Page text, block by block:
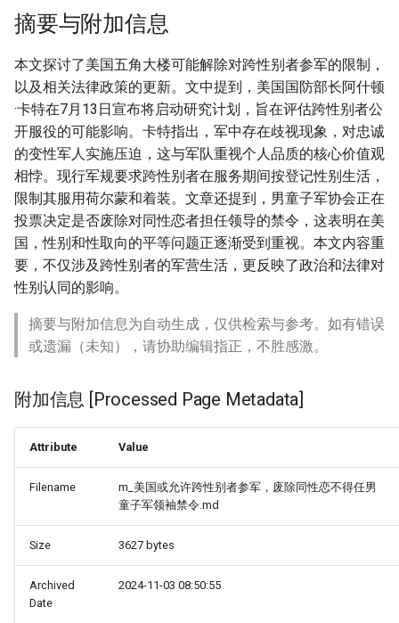
摘要与附加信息
本文探讨了美国五角大楼可能解除对跨性别者参军的限制，
以及相关法律政策的更新。文中提到，美国国防部长阿什顿
·卡特在7月13日宣布将启动研究计划，旨在评估跨性别者公
开服役的可能影响。卡特指出，军中存在歧视现象，对忠诚
的变性军人实施压迫，这与军队重视个人品质的核心价值观
相悖。现行军规要求跨性别者在服务期间按登记性别生活，
限制其服用荷尔蒙和着装。文章还提到，男童子军协会正在
投票决定是否废除对同性恋者担任领导的禁令，这表明在美
国，性别和性取向的平等问题正逐渐受到重视。本文内容重
要，不仅涉及跨性别者的军营生活，更反映了政治和法律对
性别认同的影响。
摘要与附加信息为自动生成，仅供检索与参考。如有错误
或遗漏（未知），请协助编辑指正，不胜感激。
附加信息 [Processed Page Metadata]
Attribute Value
Filename
m_美国或允许跨性别者参军，废除同性恋不得任男
童子军领袖禁令.md
Size 3627 bytes
Archived
Date
2024-11-03 08:50:55